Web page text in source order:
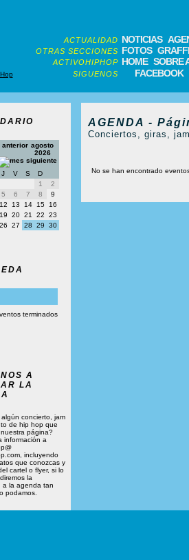
ACTUALIDAD NOTICIAS
OTRAS SECCIONES FOTOS
ACTIVOHIPHOP HOME SOBRE
SIGUENOS FACEBOOK
agosto
2026
J V S
D
1
2
5 6 7 8
9
12 13 14 15
16
19 20 21 22
23
26 27 28 29
30
terminados
A
LA
concierto, jam
de hip hop que
página?
información a
incluyendo
que conozcas y
cartel o flyer, si lo
la
a la agenda tan
podamos.
AGENDA -
Conciertos, giras,
No se han encontrado